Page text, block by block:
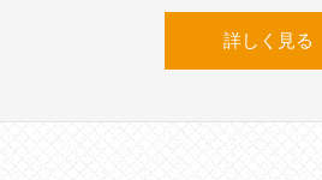
詳しく見る